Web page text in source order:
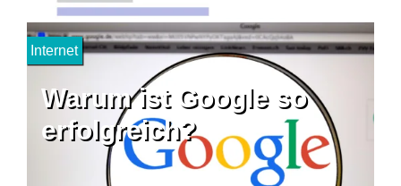
Internet
Warum ist Google so
erfolgreich?